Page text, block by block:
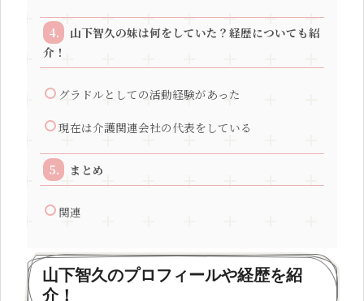
山下智久の妹は何をしていた？経歴についても紹
介！
グラドルとしての活動経験があった
現在は介護関連会社の代表をしている
まとめ
関連
山下智久のプロフィールや経歴を紹
介！